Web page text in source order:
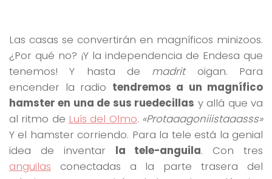
Las casas se convertirán en magníficos minizoos.
¿Por qué no? ¡Y la independencia de Endesa que
tenemos! Y hasta de madritoigan. Para
encender la radio tendremos a un magnífico
hamster en una de sus ruedecillas y allá que va
al ritmo de Luís del Olmo. «Protaaagoniiistaaasss»
Y el hamster corriendo. Para la tele está la genial
idea de inventar la tele-anguila. Con tres
anguilas conectadas a la parte trasera del